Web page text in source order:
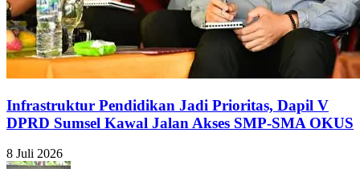
Infrastruktur Pendidikan Jadi Prioritas, Dapil V
DPRD Sumsel Kawal Jalan Akses SMP-SMA OKUS
8 Juli 2026